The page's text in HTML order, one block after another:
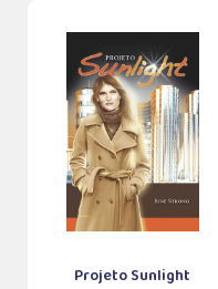
Projeto Sunlight